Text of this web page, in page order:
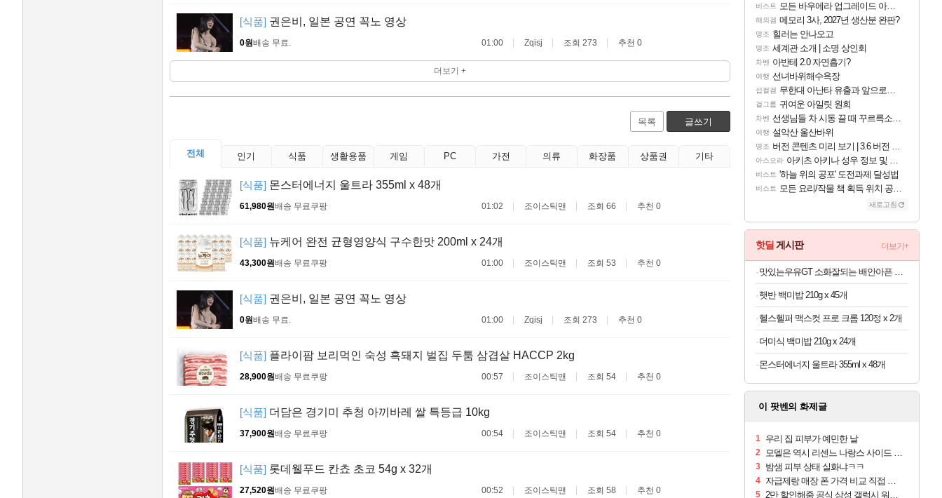
[식품] 권은비, 일본 공연 꼭노 영상
0원배송 무료. 01:00 Zqisj 조회 273 추천 0
더보기 +
목록 글쓰기
전체 인기 식품 생활용품 게임 PC 가전 의류 화장품 상품권 기타
[식품] 몬스터에너지 울트라 355ml x 48개
61,980원배송 무료쿠팡 01:02 조이스틱맨 조회 66 추천 0
[식품] 뉴케어 완전 균형영양식 구수한맛 200ml x 24개
43,300원배송 무료쿠팡 01:00 조이스틱맨 조회 53 추천 0
[식품] 권은비, 일본 공연 꼭노 영상
0원배송 무료. 01:00 Zqisj 조회 273 추천 0
[식품] 플라이팜 보리먹인 숙성 흑돼지 벌집 두툼 삼겹살 HACCP 2kg
28,900원배송 무료쿠팡 00:57 조이스틱맨 조회 54 추천 0
[식품] 더담은 경기미 추청 아끼바레 쌀 특등급 10kg
37,900원배송 무료쿠팡 00:54 조이스틱맨 조회 54 추천 0
[식품] 롯데웰푸드 칸쵸 초코 54g x 32개
27,520원배송 무료쿠팡 00:52 조이스틱맨 조회 58 추천 0
비스트 모든 바우에라 업그레이드 아이템 획득 위치 공략 (89개)
해외겜 메모리 3사, 2027년 생산분 완판?
명조 힐러는 안나오고
명조 세계관 소개 | 소명 상인회
차벤 아반테 2.0 자연흡기?
여행 선녀바위해수욕장
섭컬겜 무한대 아난타 유출과 앞으로의 예상 (루머)
걸그룹 귀여운 아일릿 원희
차벤 선생님들 차 시동 끌 때 꾸르륵소리나는데
여행 설악산 울산바위
명조 버전 콘텐츠 미리 보기 | 3.6 버전 「신기루 속 등불 그림자, 속세에 깃든 검의 결심」이 8월 20일에 업데이트됩니다!
아스오라 아키츠 아키나 성우 정보 및 주요 필모
비스트 '하늘 위의 공포' 도전과제 달성법
비스트 모든 요리/작물 책 획득 위치 공략 (36개) - 미식가 도전과제
새로고침
핫딜 게시판 더보기+
맛있는우유GT 소화잘되는 배안아픈 저지방우유 180ml x 48개
햇반 백미밥 210g x 45개
헬스헬퍼 맥스컷 프로 크롬 120정 x 2개
더미식 백미밥 210g x 24개
몬스터에너지 울트라 355ml x 48개
이 팟벤의 화제글
1 우리 집 피부가 예민한 날
2 모델은 역시 리센느 나랑스 사이드 1.25L 1박스
3 밤샘 피부 상태 실화냐ㅋㅋ
4 자급제랑 매장 폰 가격 비교 직접 안가도 되네요
5 2만 할인해줌 공식 삼성 갤럭시 워치9 크림, 40mm, 블루투스